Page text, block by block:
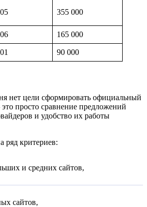
355 000
165 000
90 000
нет цели сформировать официальный
просто сравнение предложений
и удобство их работы
ряд критериев:
и средних сайтов,
сайтов,